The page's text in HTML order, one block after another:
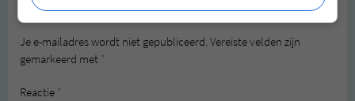
Geef een reactie
Je e-mailadres wordt niet gepubliceerd. Vereiste velden zijn
gemarkeerd met *
Reactie *